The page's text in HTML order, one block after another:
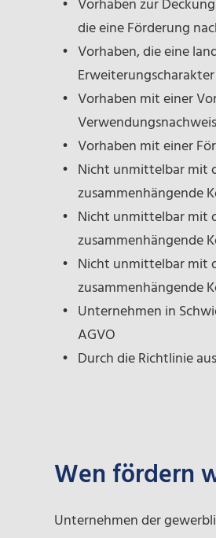
Vorhaben zur
die eine Förderung
Vorhaben, die eine
Vorhaben mit einer
Vorhaben mit einer
Nicht unmittelbar mit
zusammenhängende
Nicht unmittelbar mit
zusammenhängende
Nicht unmittelbar mit
zusammenhängende
Unternehmen in
AGVO
Durch die Richtlinie
Wen fördern
Unternehmen der